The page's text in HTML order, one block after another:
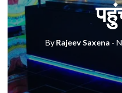
By Rajeev Saxena -